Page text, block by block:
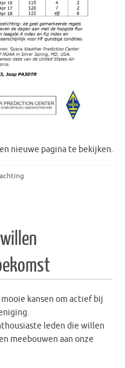
nieuwe pagina te bekijken.
kansen om actief bij
leden die willen
meebouwen aan onze